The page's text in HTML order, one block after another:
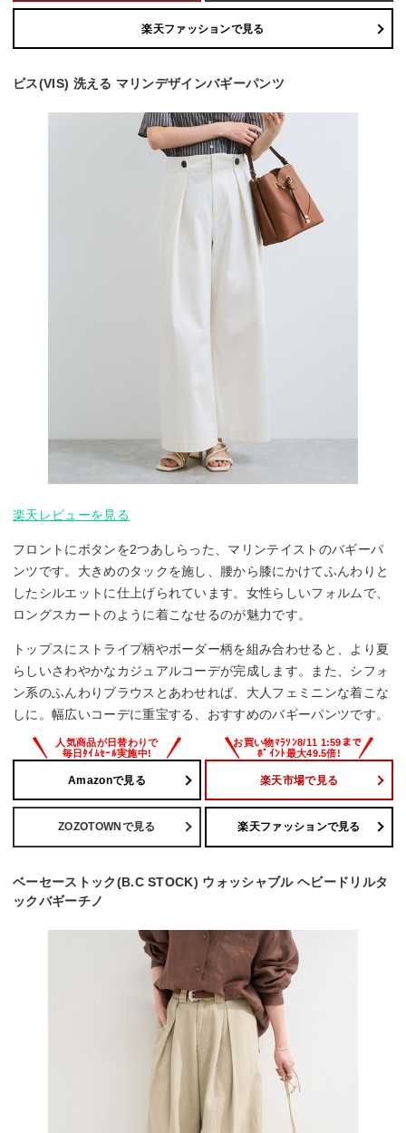
楽天ファッションで見る
ビス(VIS) 洗える マリンデザインバギーパンツ
楽天レビューを見る
フロントにボタンを2つあしらった、マリンテイストのバギーパ
ンツです。大きめのタックを施し、腰から膝にかけてふんわりと
したシルエットに仕上げられています。女性らしいフォルムで、
ロングスカートのように着こなせるのが魅力です。
トップスにストライプ柄やボーダー柄を組み合わせると、より夏
らしいさわやかなカジュアルコーデが完成します。また、シフォ
ン系のふんわりブラウスとあわせれば、大人フェミニンな着こな
しに。幅広いコーデに重宝する、おすすめのバギーパンツです。
Amazonで見る 楽天市場で見る
ZOZOTOWNで見る 楽天ファッションで見る
ベーセーストック(B.C STOCK) ウォッシャブル ヘビードリルタ
ックバギーチノ